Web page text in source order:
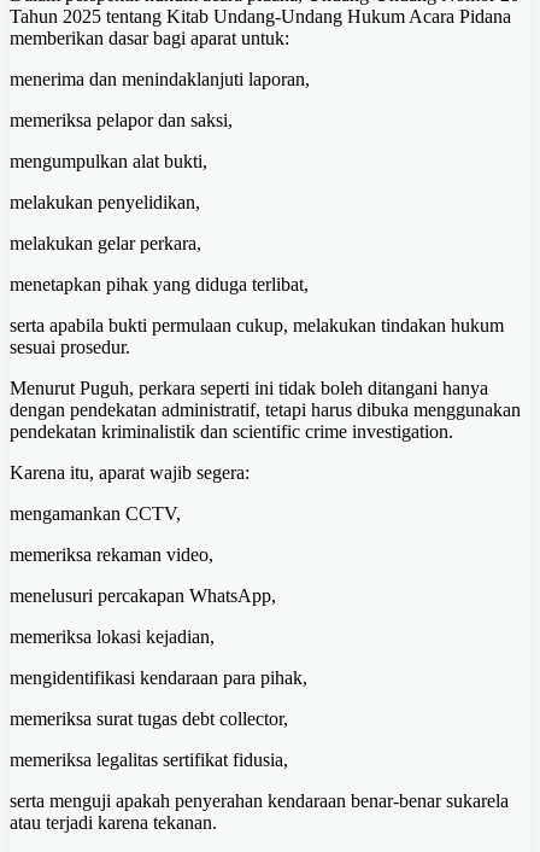
Tahun 2025 tentang Kitab Undang-Undang Hukum Acara Pidana
memberikan dasar bagi aparat untuk:
menerima dan menindaklanjuti laporan,
memeriksa pelapor dan saksi,
mengumpulkan alat bukti,
melakukan penyelidikan,
melakukan gelar perkara,
menetapkan pihak yang diduga terlibat,
serta apabila bukti permulaan cukup, melakukan tindakan hukum
sesuai prosedur.
Menurut Puguh, perkara seperti ini tidak boleh ditangani hanya
dengan pendekatan administratif, tetapi harus dibuka menggunakan
pendekatan kriminalistik dan scientific crime investigation.
Karena itu, aparat wajib segera:
mengamankan CCTV,
memeriksa rekaman video,
menelusuri percakapan WhatsApp,
memeriksa lokasi kejadian,
mengidentifikasi kendaraan para pihak,
memeriksa surat tugas debt collector,
memeriksa legalitas sertifikat fidusia,
serta menguji apakah penyerahan kendaraan benar-benar sukarela
atau terjadi karena tekanan.